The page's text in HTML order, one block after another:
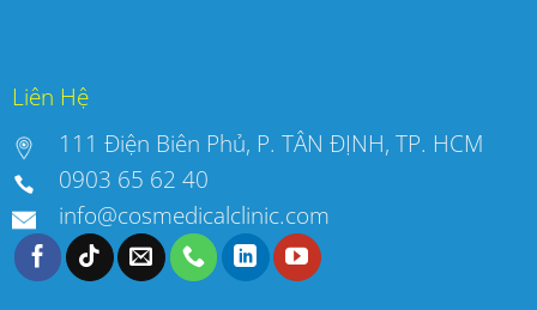
Liên Hệ
111 Điện Biên Phủ, P. TÂN ĐỊNH, TP. HCM
0903 65 62 40
info@cosmedicalclinic.com